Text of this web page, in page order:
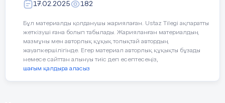
17.02.2025 182
Бұл материалды қолданушы жариялаған. Ustaz Tilegi ақпаратты
жеткізуші ғана болып табылады. Жарияланған материалдың
мазмұны мен авторлық құқық толықтай автордың
жауапкершілігінде. Егер материал авторлық құқықты бұзады
немесе сайттан алынуы тиіс деп есептесеңіз,
шағым қалдыра аласыз